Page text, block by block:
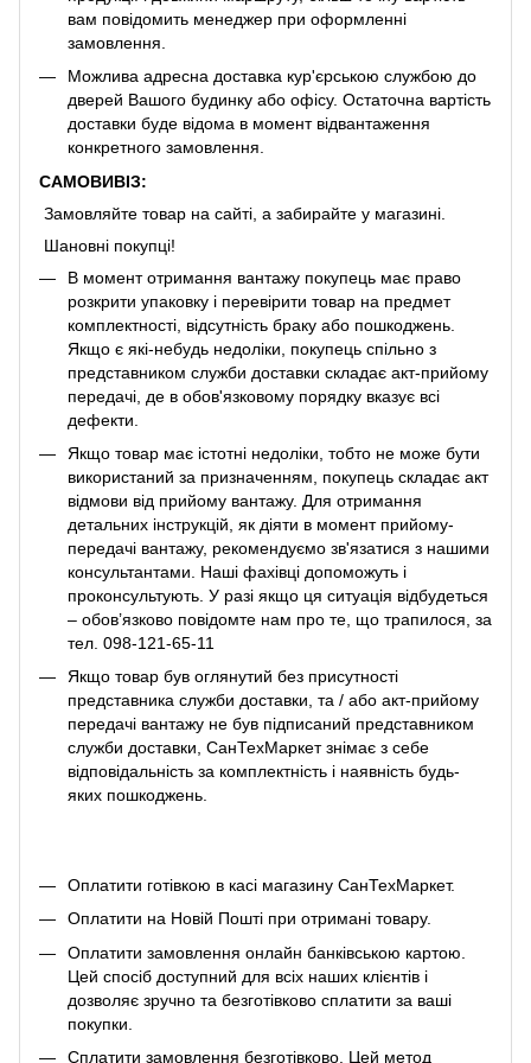
вам повідомить менеджер при оформленні
замовлення.
Можлива адресна доставка кур'єрською службою до
дверей Вашого будинку або офісу. Остаточна вартість
доставки буде відома в момент відвантаження
конкретного замовлення.
САМОВИВІЗ:
Замовляйте товар на сайті, а забирайте у магазині.
Шановні покупці!
В момент отримання вантажу покупець має право
розкрити упаковку і перевірити товар на предмет
комплектності, відсутність браку або пошкоджень.
Якщо є які-небудь недоліки, покупець спільно з
представником служби доставки складає акт-прийому
передачі, де в обов'язковому порядку вказує всі
дефекти.
Якщо товар має істотні недоліки, тобто не може бути
використаний за призначенням, покупець складає акт
відмови від прийому вантажу. Для отримання
детальних інструкцій, як діяти в момент прийому-
передачі вантажу, рекомендуємо зв'язатися з нашими
консультантами. Наші фахівці допоможуть і
проконсультують. У разі якщо ця ситуація відбудеться
– обов’язково повідомте нам про те, що трапилося, за
тел. 098-121-65-11
Якщо товар був оглянутий без присутності
представника служби доставки, та / або акт-прийому
передачі вантажу не був підписаний представником
служби доставки, СанТехМаркет знімає з себе
відповідальність за комплектність і наявність будь-
яких пошкоджень.
Оплатити готівкою в касі магазину СанТехМаркет.
Оплатити на Новій Пошті при отримані товару.
Оплатити замовлення онлайн банківською картою.
Цей спосіб доступний для всіх наших клієнтів і
дозволяє зручно та безготівково сплатити за ваші
покупки.
Сплатити замовлення безготівково. Цей метод